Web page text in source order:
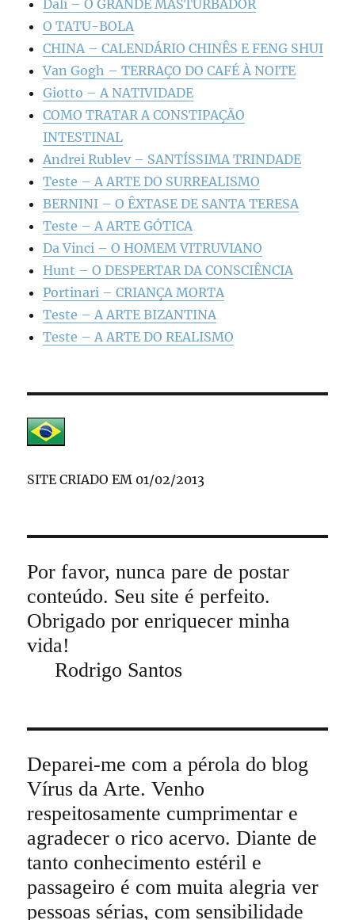
Dalí – O GRANDE MASTURBADOR
O TATU-BOLA
CHINA – CALENDÁRIO CHINÊS E FENG SHUI
Van Gogh – TERRAÇO DO CAFÉ À NOITE
Giotto – A NATIVIDADE
COMO TRATAR A CONSTIPAÇÃO
INTESTINAL
Andrei Rublev – SANTÍSSIMA TRINDADE
Teste – A ARTE DO SURREALISMO
BERNINI – O ÊXTASE DE SANTA TERESA
Teste – A ARTE GÓTICA
Da Vinci – O HOMEM VITRUVIANO
Hunt – O DESPERTAR DA CONSCIÊNCIA
Portinari – CRIANÇA MORTA
Teste – A ARTE BIZANTINA
Teste – A ARTE DO REALISMO
SITE CRIADO EM 01/02/2013
Por favor, nunca pare de postar
conteúdo. Seu site é perfeito.
Obrigado por enriquecer minha
vida!
Rodrigo Santos
Deparei-me com a pérola do blog
Vírus da Arte. Venho
respeitosamente cumprimentar e
agradecer o rico acervo. Diante de
tanto conhecimento estéril e
passageiro é com muita alegria ver
pessoas sérias, com sensibilidade